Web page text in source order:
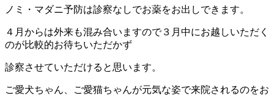
ノミ・マダニ予防は診察なしでお薬をお出しできます。
４月からは外来も混み合いますので３月中にお越しいただく
のが比較的お待ちいただかず
診察させていただけると思います。
ご愛犬ちゃん、ご愛猫ちゃんが元気な姿で来院されるのをお